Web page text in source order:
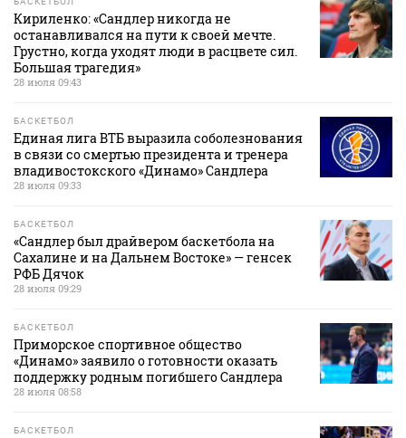
Кириленко: «Сандлер никогда не
останавливался на пути к своей мечте.
Грустно, когда уходят люди в расцвете сил.
Большая трагедия»
28 июля 09:43
БАСКЕТБОЛ
Единая лига ВТБ выразила соболезнования
в связи со смертью президента и тренера
владивостокского «Динамо» Сандлера
28 июля 09:33
БАСКЕТБОЛ
«Сандлер был драйвером баскетбола на
Сахалине и на Дальнем Востоке» — генсек
РФБ Дячок
28 июля 09:29
БАСКЕТБОЛ
Приморское спортивное общество
«Динамо» заявило о готовности оказать
поддержку родным погибшего Сандлера
28 июля 08:58
БАСКЕТБОЛ